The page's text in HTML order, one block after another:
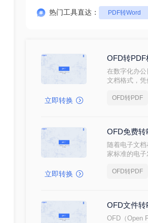
热门工具直达： PDF转Word
立即转换
OFD转PDF
在数字化办
文档格式，
力，仍然受
OFD转PDF
立即转换
OFD免费转
随着电子文
家标准的电
式呢？为了
OFD转PDF
OFD文件转
OFD（Open